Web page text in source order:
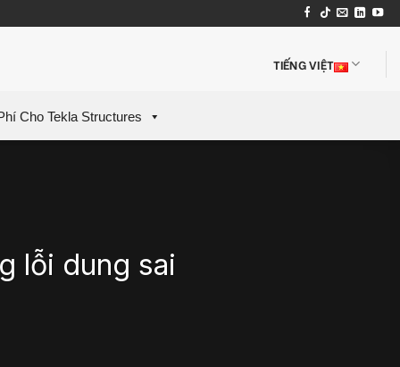
TIẾNG VIỆT
Cho Tekla Structures
lỗi dung sai